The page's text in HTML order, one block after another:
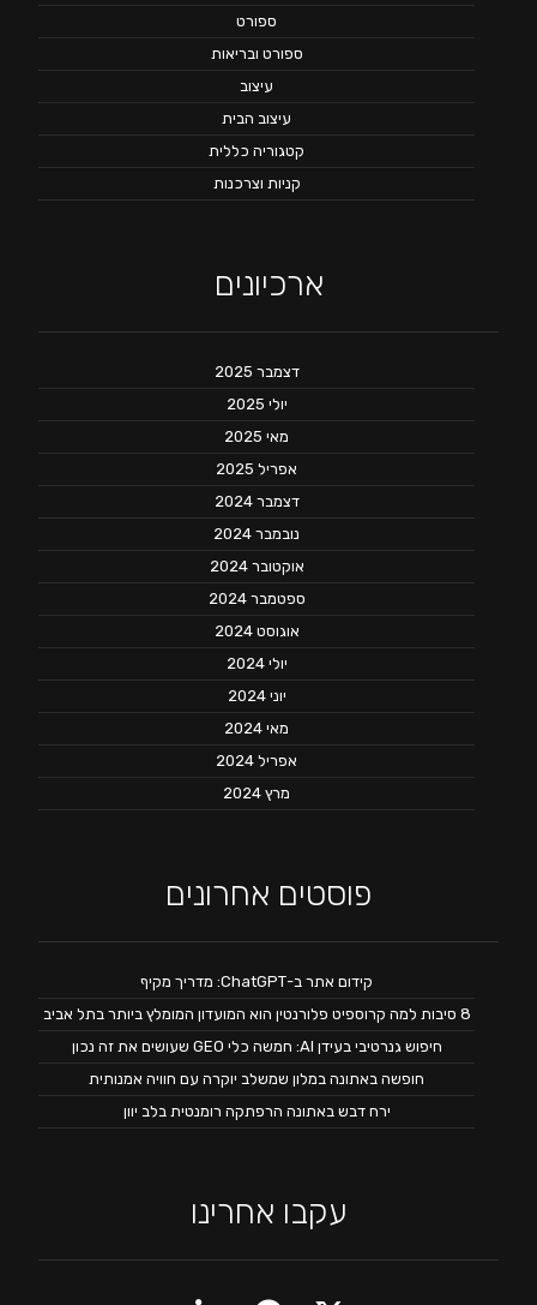
ספורט
ספורט ובריאות
עיצוב
עיצוב הבית
קטגוריה כללית
קניות וצרכנות
ארכיונים
דצמבר 2025
יולי 2025
מאי 2025
אפריל 2025
דצמבר 2024
נובמבר 2024
אוקטובר 2024
ספטמבר 2024
אוגוסט 2024
יולי 2024
יוני 2024
מאי 2024
אפריל 2024
מרץ 2024
פוסטים אחרונים
קידום אתר ב-ChatGPT: מדריך מקיף
8 סיבות למה קרוספיט פלורנטין הוא המועדון המומלץ ביותר בתל אביב
חיפוש גנרטיבי בעידן AI: חמשה כלי GEO שעושים את זה נכון
חופשה באתונה במלון שמשלב יוקרה עם חוויה אמנותית
ירח דבש באתונה הרפתקה רומנטית בלב יוון
עקבו אחרינו